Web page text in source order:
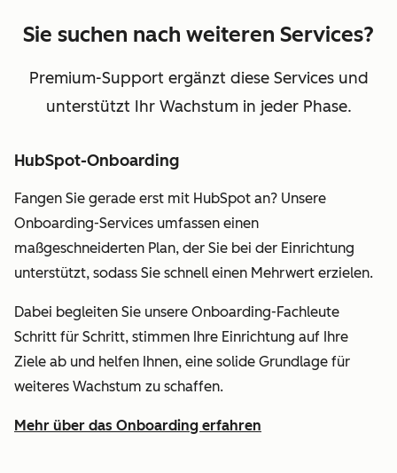
Sie suchen nach weiteren Services?
Premium-Support ergänzt diese Services und
unterstützt Ihr Wachstum in jeder Phase.
HubSpot-Onboarding
Fangen Sie gerade erst mit HubSpot an? Unsere
Onboarding-Services umfassen einen
maßgeschneiderten Plan, der Sie bei der Einrichtung
unterstützt, sodass Sie schnell einen Mehrwert erzielen.
Dabei begleiten Sie unsere Onboarding-Fachleute
Schritt für Schritt, stimmen Ihre Einrichtung auf Ihre
Ziele ab und helfen Ihnen, eine solide Grundlage für
weiteres Wachstum zu schaffen.
Mehr über das Onboarding erfahren